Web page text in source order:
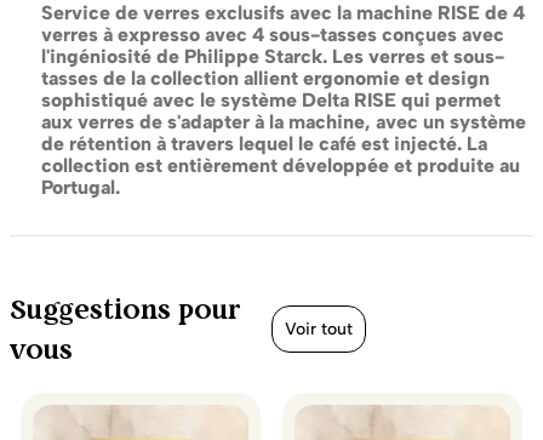
Service de verres exclusifs avec la machine RISE de 4
verres à expresso avec 4 sous-tasses conçues avec
l'ingéniosité de Philippe Starck. Les verres et sous-
tasses de la collection allient ergonomie et design
sophistiqué avec le système Delta RISE qui permet
aux verres de s'adapter à la machine, avec un système
de rétention à travers lequel le café est injecté. La
collection est entièrement développée et produite au
Portugal.
Suggestions pour
vous
Voir tout